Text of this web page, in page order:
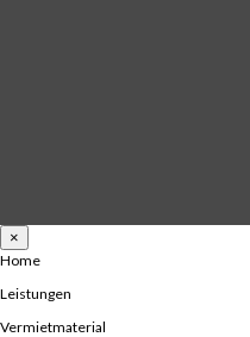
×
Home
Leistungen
Vermietmaterial